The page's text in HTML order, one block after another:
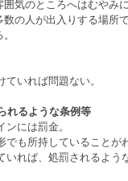
気のところへはむやみ
の人が出入りする場所
いれば問題ない。
れるような条例等
には罰金。
も所持していることが
れば、処罰されるよう